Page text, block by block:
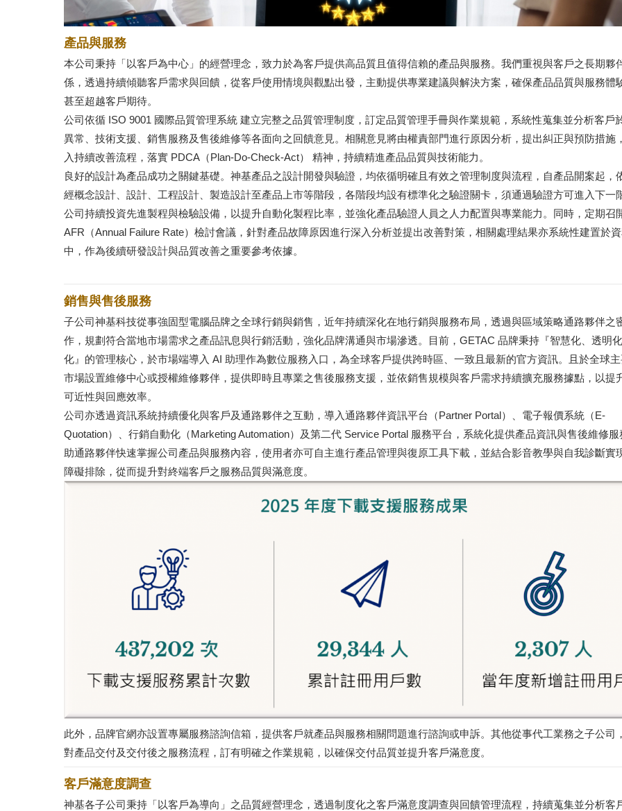
產品與服務
本公司秉持「以客戶為中心」的經營理念，致力於為客戶提供高品質且值得信賴的產品與服務。我們重視與客戶之長期夥
係，透過持續傾聽客戶需求與回饋，從客戶使用情境與觀點出發，主動提供專業建議與解決方案，確保產品品質與服務體
甚至超越客戶期待。
公司依循 ISO 9001 國際品質管理系統 建立完整之品質管理制度，訂定品質管理手冊與作業規範，系統性蒐集並分析客戶
異常、技術支援、銷售服務及售後維修等各面向之回饋意見。相關意見將由權責部門進行原因分析，提出糾正與預防措施
入持續改善流程，落實 PDCA（Plan-Do-Check-Act） 精神，持續精進產品品質與技術能力。
良好的設計為產品成功之關鍵基礎。神基產品之設計開發與驗證，均依循明確且有效之管理制度與流程，自產品開案起，
經概念設計、設計、工程設計、製造設計至產品上市等階段，各階段均設有標準化之驗證關卡，須通過驗證方可進入下一
公司持續投資先進製程與檢驗設備，以提升自動化製程比率，並強化產品驗證人員之人力配置與專業能力。同時，定期召
AFR（Annual Failure Rate）檢討會議，針對產品故障原因進行深入分析並提出改善對策，相關處理結果亦系統性建置於
中，作為後續研發設計與品質改善之重要參考依據。
銷售與售後服務
子公司神基科技從事強固型電腦品牌之全球行銷與銷售，近年持續深化在地行銷與服務布局，透過與區域策略通路夥伴之
作，規劃符合當地市場需求之產品訊息與行銷活動，強化品牌溝通與市場滲透。目前，GETAC 品牌秉持『智慧化、透明
化』的管理核心，於市場端導入 AI 助理作為數位服務入口，為全球客戶提供跨時區、一致且最新的官方資訊。且於全球
市場設置維修中心或授權維修夥伴，提供即時且專業之售後服務支援，並依銷售規模與客戶需求持續擴充服務據點，以提
可近性與回應效率。
公司亦透過資訊系統持續優化與客戶及通路夥伴之互動，導入通路夥伴資訊平台（Partner Portal）、電子報價系統（E-
Quotation）、行銷自動化（Marketing Automation）及第二代 Service Portal 服務平台，系統化提供產品資訊與售後維修服
助通路夥伴快速掌握公司產品與服務內容，使用者亦可自主進行產品管理與復原工具下載，並結合影音教學與自我診斷實
障礙排除，從而提升對終端客戶之服務品質與滿意度。
此外，品牌官網亦設置專屬服務諮詢信箱，提供客戶就產品與服務相關問題進行諮詢或申訴。其他從事代工業務之子公司
對產品交付及交付後之服務流程，訂有明確之作業規範，以確保交付品質並提升客戶滿意度。
客戶滿意度調查
神基各子公司秉持「以客戶為導向」之品質經營理念，透過制度化之客戶滿意度調查與回饋管理流程，持續蒐集並分析客